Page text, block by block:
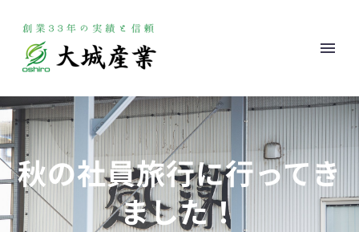
秋の社員旅行に行ってき
ました！